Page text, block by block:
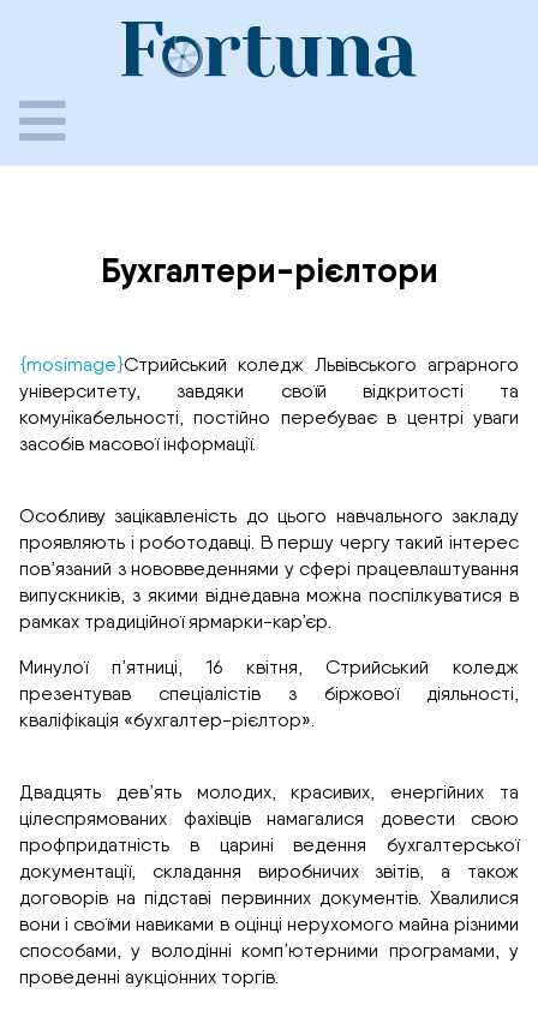
Бухгалтери-рієлтори
{mosimage}Стрийський коледж Львівського аграрного
університету, завдяки своїй відкритості та
комунікабельності, постійно перебуває в центрі уваги
засобів масової інформації.
Особливу зацікавленість до цього навчального закладу
проявляють і роботодавці. В першу чергу такий інтерес
пов’язаний з нововведеннями у сфері працевлаштування
випускників, з якими віднедавна можна поспілкуватися в
рамках традиційної ярмарки-кар’єр.
Минулої п’ятниці, 16 квітня, Стрийський коледж
презентував спеціалістів з біржової діяльності,
кваліфікація «бухгалтер-рієлтор».
Двадцять дев’ять молодих, красивих, енергійних та
цілеспрямованих фахівців намагалися довести свою
профпридатність в царині ведення бухгалтерської
документації, складання виробничих звітів, а також
договорів на підставі первинних документів. Хвалилися
вони і своїми навиками в оцінці нерухомого майна різними
способами, у володінні комп’ютерними програмами, у
проведенні аукціонних торгів.